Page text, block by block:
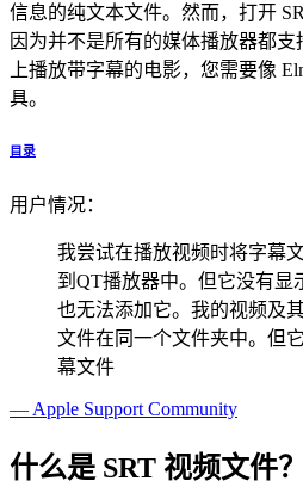
信息的纯文本文件。然而，打开
因为并不是所有的媒体播放器都
上播放带字幕的电影，您需要像
具。
目录
用户情况：
我尝试在播放视频时将字幕
到QT播放器中。但它没有显
也无法添加它。我的视频及
文件在同一个文件夹中。但
幕文件
— Apple Support Community
什么是 SRT 视频文件？